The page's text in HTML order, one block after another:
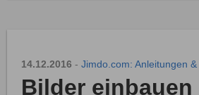
14.12.2016 - Jimdo.com: Anleitungen &
Bilder einbauen